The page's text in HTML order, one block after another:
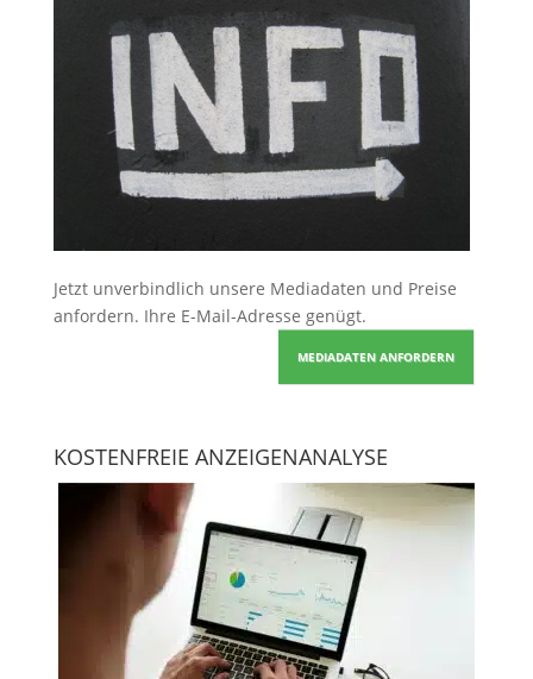
Jetzt unverbindlich unsere Mediadaten und Preise
anfordern. Ihre E-Mail-Adresse genügt.
MEDIADATEN ANFORDERN
KOSTENFREIE ANZEIGENANALYSE